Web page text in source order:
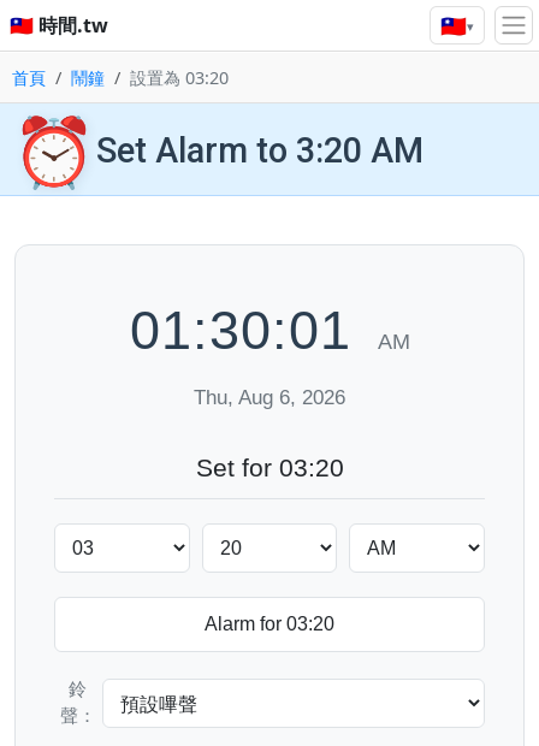
🇹🇼 時間.tw 🇹🇼▾
首頁 鬧鐘 設置為 03:20
⏰ Set Alarm to 3:20 AM
01:30:02 AM
Thu, Aug 6, 2026
Set for 03:20
鈴
聲：